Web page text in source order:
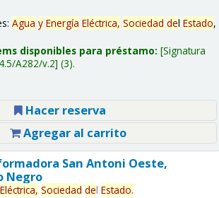
Agua y Energía Eléctrica, Sociedad del Estado,
disponibles para préstamo: Signatura
A282/v.2 (3).
Hacer reserva
Agregar al carrito
San Antoni Oeste,
Negro
Eléctrica, Sociedad del Estado.